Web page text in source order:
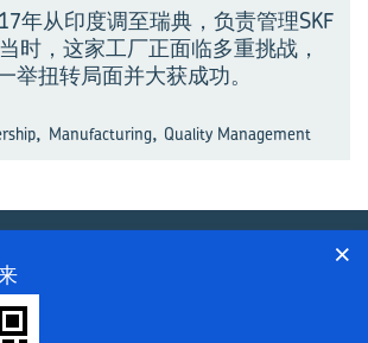
年从印度调至瑞典，负责管理SKF
时，这家工厂正面临多重挑战，
举扭转局面并大获成功。
, Manufacturing, Quality Management
×